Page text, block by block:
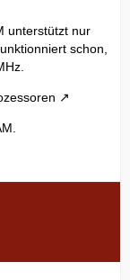
unterstützt nur
schon,